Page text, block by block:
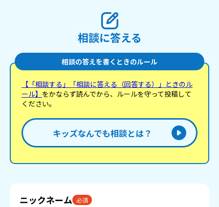
相談に答える
相談の答えを書くときのルール
【「相談する」「相談に答える（回答する）」ときのル
ール】 をかならず読んでから、ルールを守って投稿して
ください。
キッズなんでも相談とは？
ニックネーム 必須